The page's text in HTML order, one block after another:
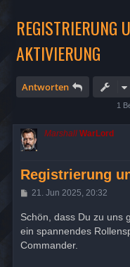
REGISTRIERUNG
AKTIVIERUNG
Antworten
1
Marshall WarLord
Registrierung
B
t
r
a
g
21. Jun 2025, 20:32
Schön, dass Du zu uns
ein spannendes
Commander.